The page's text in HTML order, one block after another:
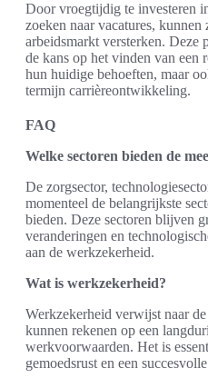
Door vroegtijdig te investeren
zoeken naar vacatures,
arbeidsmarkt versterken. Deze
de kans op het vinden van een
hun huidige behoeften, maar
termijn carrièreontwikkeling.
FAQ
Welke sectoren bieden de
De zorgsector,
momenteel de belangrijkste
bieden. Deze sectoren blijven
veranderingen en
aan de werkzekerheid.
Wat is werkzekerheid?
Werkzekerheid verwijst naar
kunnen rekenen op een
werkvoorwaarden. Het is
gemoedsrust en een